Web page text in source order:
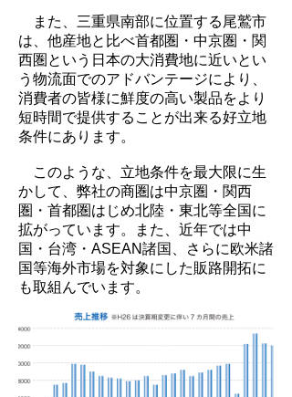
また、三重県南部に位置する尾鷲市
は、他産地と比べ首都圏・中京圏・関
西圏という日本の大消費地に近いとい
う物流面でのアドバンテージにより、
消費者の皆様に鮮度の高い製品をより
短時間で提供することが出来る好立地
条件にあります。
このような、立地条件を最大限に生
かして、弊社の商圏は中京圏・関西
圏・首都圏はじめ北陸・東北等全国に
拡がっています。また、近年では中
国・台湾・ASEAN諸国、さらに欧米諸
国等海外市場を対象にした販路開拓に
も取組んでいます。